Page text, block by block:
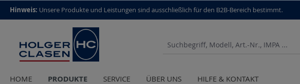
top scroll helper
Hinweis: Unsere Produkte und Leistungen sind aus­schließlich für den B2B-Bereich bestimmt.
HOME PRODUKTE SERVICE ÜBER UNS HILFE & KONTAKT